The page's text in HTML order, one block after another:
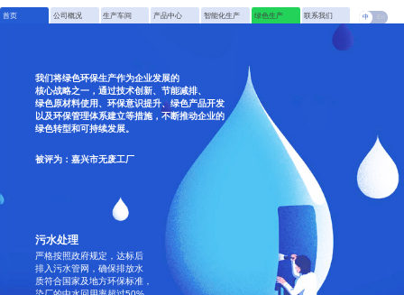
首页 公司概况 生产车间 产品中心 智能化生产 绿色生产 联系我们 中
我们将绿色环保生产作为企业发展的
核心战略之一，通过技术创新、节能减排、
绿色原材料使用、环保意识提升、绿色产品开发
以及环保管理体系建立等措施，不断推动企业的
绿色转型和可持续发展。
被评为：嘉兴市无废工厂
污水处理
严格按照政府规定，达标后
排入污水管网，确保排放水
质符合国家及地方环保标准，